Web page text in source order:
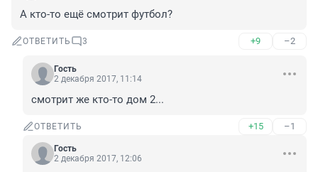
А кто-то ещё смотрит футбол?
ОТВЕТИТЬ 3 +9 –2
Гость
2 декабря 2017, 11:14
смотрит же кто-то дом 2...
ОТВЕТИТЬ +15 –1
Гость
2 декабря 2017, 12:06